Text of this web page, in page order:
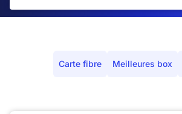
Carte fibre Meilleures box